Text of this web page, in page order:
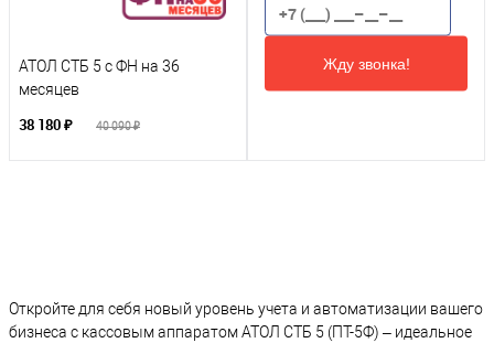
АТОЛ СТБ 5 c ФН на 36
месяцев
38 180 ₽ 40 090 ₽
Жду звонка!
Откройте для себя новый уровень учета и автоматизации вашего
бизнеса с кассовым аппаратом АТОЛ СТБ 5 (ПТ-5Ф) – идеальное